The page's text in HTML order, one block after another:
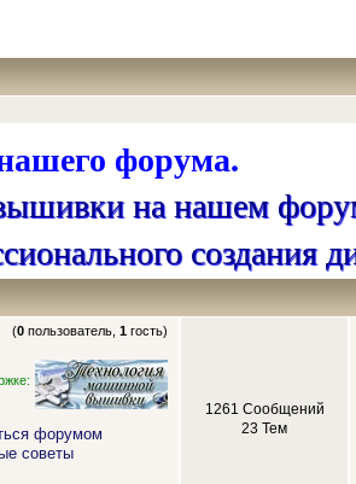
форума.
на нашем
создания
(0 пользователь,1 гость)
форумом
советы
1261 Сообщений
23 Тем